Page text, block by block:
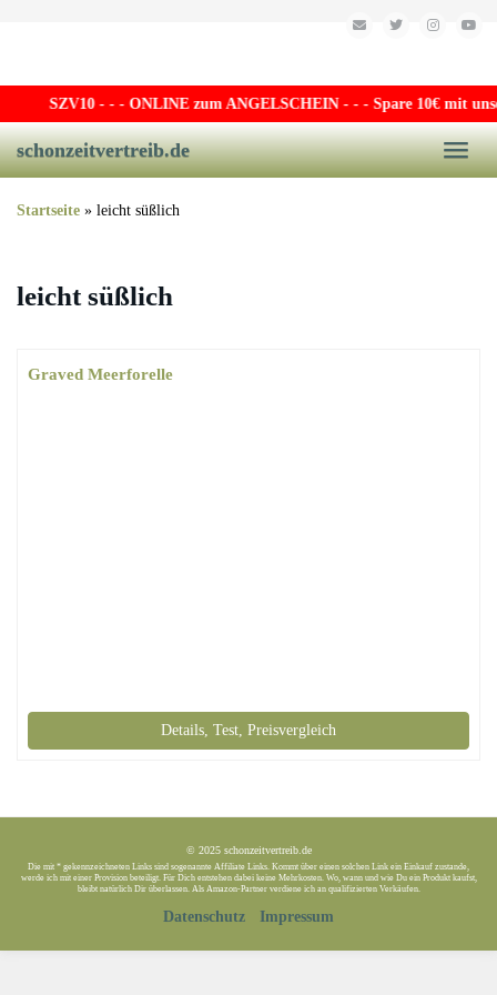
SZV10- - - ONLINE zum ANGELSCHEIN - - - Spare 10€ mit
schonzeitvertreib.de
Startseite » leicht süßlich
leicht süßlich
Graved Meerforelle
Details, Test, Preisvergleich
© 2025 schonzeitvertreib.de
Die mit * gekennzeichneten Links sind sogenannte Affiliate Links. Kommt über einen solchen Link ein Einkauf zustande,
werde ich mit einer Provision beteiligt. Für Dich entstehen dabei keine Mehrkosten. Wo, wann und wie Du ein Produkt kaufst,
bleibt natürlich Dir überlassen. Als Amazon-Partner verdiene ich an qualifizierten Verkäufen.
Datenschutz Impressum